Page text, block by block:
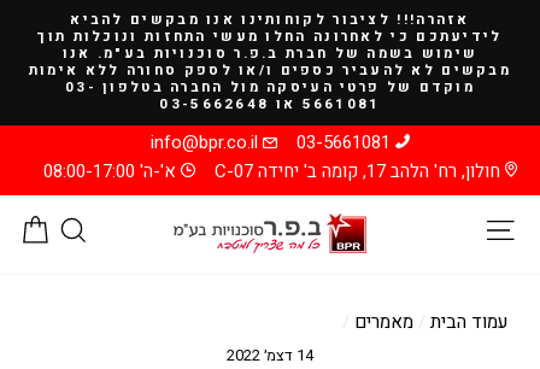
קריאה
אזהרה!!! לציבור לקוחותינו אנו מבקשים להביא
לידיעתכם כי לאחרונה החלו מעשי התחזות ונוכלות תוך
שימוש בשמה של חברת ב.פ.ר סוכנויות בע"מ. אנו
מבקשים לא להעביר כספים ו/או לספק סחורה ללא אימות
מוקדם של פרטי העיסקה מול החברה בטלפון 03-
5661081 או 03-5662648
03-5661081
info@bpr.co.il
חולון, רח' הלהב 17, קומה ב' יחידה C-07
א'-ה' 08:00-17:00
עמוד הבית / מאמרים /
14 דצמ׳ 2022